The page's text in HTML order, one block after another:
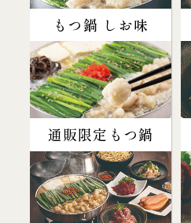
もつ鍋 しお味
通販限定もつ鍋